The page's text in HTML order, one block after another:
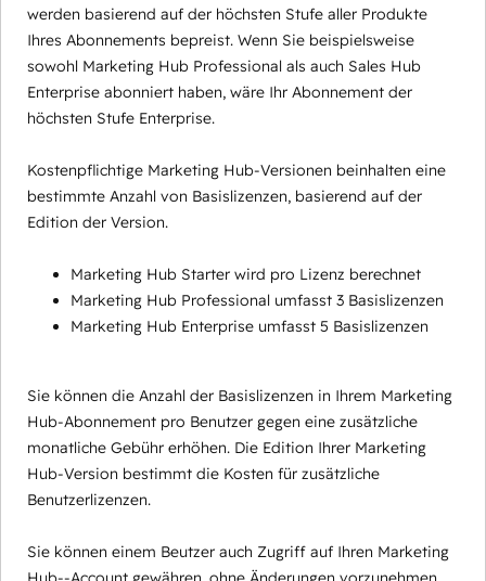
werden basierend auf der höchsten Stufe aller Produkte
Ihres Abonnements bepreist. Wenn Sie beispielsweise
sowohl Marketing Hub Professional als auch Sales Hub
Enterprise abonniert haben, wäre Ihr Abonnement der
höchsten Stufe Enterprise.
Kostenpflichtige Marketing Hub-Versionen beinhalten eine
bestimmte Anzahl von Basislizenzen, basierend auf der
Edition der Version.
Marketing Hub Starter wird pro Lizenz berechnet
Marketing Hub Professional umfasst 3 Basislizenzen
Marketing Hub Enterprise umfasst 5 Basislizenzen
Sie können die Anzahl der Basislizenzen in Ihrem Marketing
Hub-Abonnement pro Benutzer gegen eine zusätzliche
monatliche Gebühr erhöhen. Die Edition Ihrer Marketing
Hub-Version bestimmt die Kosten für zusätzliche
Benutzerlizenzen.
Sie können einem Beutzer auch Zugriff auf Ihren Marketing